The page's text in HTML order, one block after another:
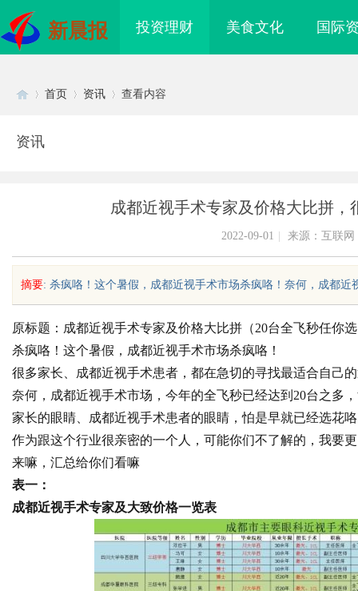
新晨报 投资理财 美食文化 国际
sc
uz
首页 资讯 查看内容
资讯
成都近视手术专家及价格大比拼
2022-09-01 来源：互联网
摘要: 杀疯咯！这个暑假，成都近视手术市场杀疯咯！奈何，成都
原标题：成都近视手术专家及价格大比拼（20台全飞秒任你
杀疯咯！这个暑假，成都近视手术市场杀疯咯！
很多家长、成都近视手术患者，都在急切的寻找最适合自己
奈何，成都近视手术市场，今年的全飞秒已经达到20台之
家长的眼睛、成都近视手术患者的眼睛，怕是早就已经选花
作为跟这个行业很亲密的一个人，可能你们不了解的，我要
来嘛，汇总给你们看嘛
表一：
成都近视手术专家及大致价格一览表
防坠落垂直生命线在高空作业中的关
键应用与安全保障